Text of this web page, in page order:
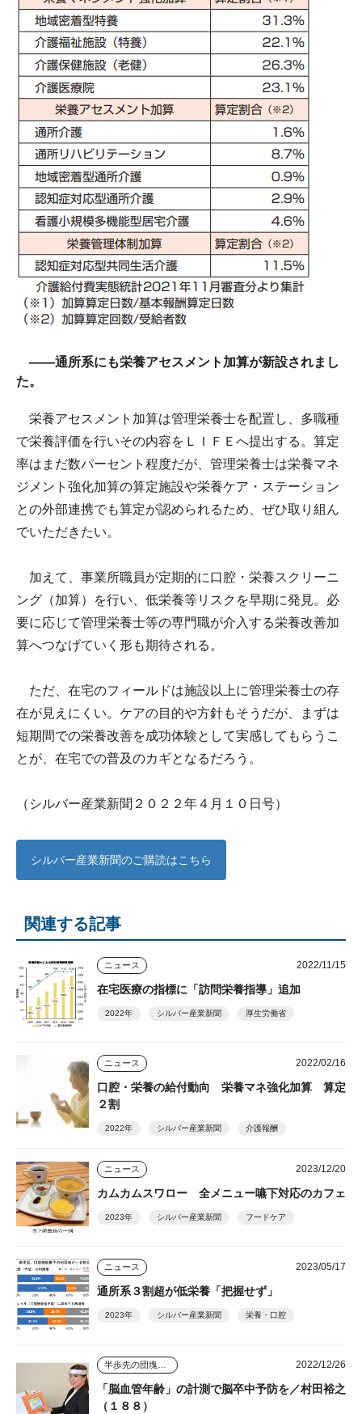
――通所系にも栄養アセスメント加算が新設されまし
た。
栄養アセスメント加算は管理栄養士を配置し、多職種
で栄養評価を行いその内容をＬＩＦＥへ提出する。算定
率はまだ数パーセント程度だが、管理栄養士は栄養マネ
ジメント強化加算の算定施設や栄養ケア・ステーション
との外部連携でも算定が認められるため、ぜひ取り組ん
でいただきたい。
加えて、事業所職員が定期的に口腔・栄養スクリーニ
ング（加算）を行い、低栄養等リスクを早期に発見。必
要に応じて管理栄養士等の専門職が介入する栄養改善加
算へつなげていく形も期待される。
ただ、在宅のフィールドは施設以上に管理栄養士の存
在が見えにくい。ケアの目的や方針もそうだが、まずは
短期間での栄養改善を成功体験として実感してもらうこ
とが、在宅での普及のカギとなるだろう。
（シルバー産業新聞２０２２年４月１０日号）
シルバー産業新聞のご購読はこちら
関連する記事
ニュース 2022/11/15
在宅医療の指標に「訪問栄養指導」追加
2022年 シルバー産業新聞 厚生労働省
ニュース 2022/02/16
口腔・栄養の給付動向 栄養マネ強化加算 算定
２割
2022年 シルバー産業新聞 介護報酬
ニュース 2023/12/20
カムカムスワロー 全メニュー嚥下対応のカフェ
2023年 シルバー産業新聞 フードケア
ニュース 2023/05/17
通所系３割超が低栄養「把握せず」
2023年 シルバー産業新聞 栄養・口腔
2022/12/26
「脳血管年齢」の計測で脳卒中予防を／村田裕之
（１８８）